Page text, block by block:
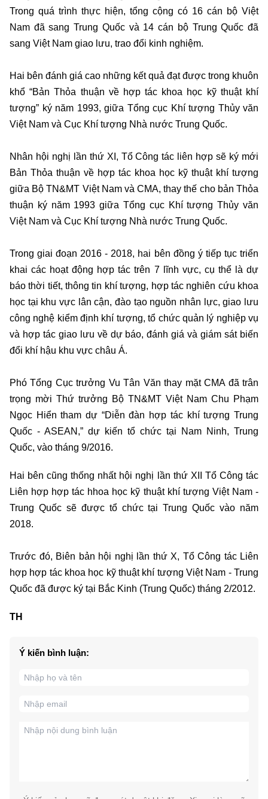
Trong quá trình thực hiện, tổng cộng có 16 cán bộ Việt
Nam đã sang Trung Quốc và 14 cán bộ Trung Quốc đã
sang Việt Nam giao lưu, trao đổi kinh nghiệm.
Hai bên đánh giá cao những kết quả đạt được trong khuôn
khổ “Bản Thỏa thuận về hợp tác khoa học kỹ thuật khí
tượng” ký năm 1993, giữa Tổng cục Khí tượng Thủy văn
Việt Nam và Cục Khí tượng Nhà nước Trung Quốc.
Nhân hội nghị lần thứ XI, Tổ Công tác liên hợp sẽ ký mới
Bản Thỏa thuận về hợp tác khoa học kỹ thuật khí tượng
giữa Bộ TN&MT Việt Nam và CMA, thay thế cho bản Thỏa
thuận ký năm 1993 giữa Tổng cục Khí tượng Thủy văn
Việt Nam và Cục Khí tượng Nhà nước Trung Quốc.
Trong giai đoạn 2016 - 2018, hai bên đồng ý tiếp tục triển
khai các hoạt động hợp tác trên 7 lĩnh vực, cụ thể là dự
báo thời tiết, thông tin khí tượng, hợp tác nghiên cứu khoa
học tại khu vực lân cận, đào tạo nguồn nhân lực, giao lưu
công nghệ kiểm định khí tượng, tổ chức quản lý nghiệp vụ
và hợp tác giao lưu về dự báo, đánh giá và giám sát biến
đổi khí hậu khu vực châu Á.
Phó Tổng Cục trưởng Vu Tân Văn thay mặt CMA đã trân
trọng mời Thứ trưởng Bộ TN&MT Việt Nam Chu Phạm
Ngọc Hiển tham dự “Diễn đàn hợp tác khí tượng Trung
Quốc - ASEAN,” dự kiến tổ chức tại Nam Ninh, Trung
Quốc, vào tháng 9/2016.
Hai bên cũng thống nhất hội nghị lần thứ XII Tổ Công tác
Liên hợp hợp tác hhoa học kỹ thuật khí tượng Việt Nam -
Trung Quốc sẽ được tổ chức tại Trung Quốc vào năm
2018.
Trước đó, Biên bản hội nghị lần thứ X, Tổ Công tác Liên
hợp hợp tác khoa học kỹ thuật khí tượng Việt Nam - Trung
Quốc đã được ký tại Bắc Kinh (Trung Quốc) tháng 2/2012.
TH
Ý kiến bình luận: